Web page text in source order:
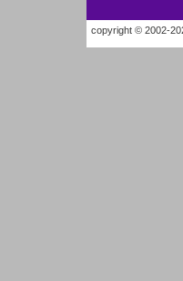
copyright © 2002-